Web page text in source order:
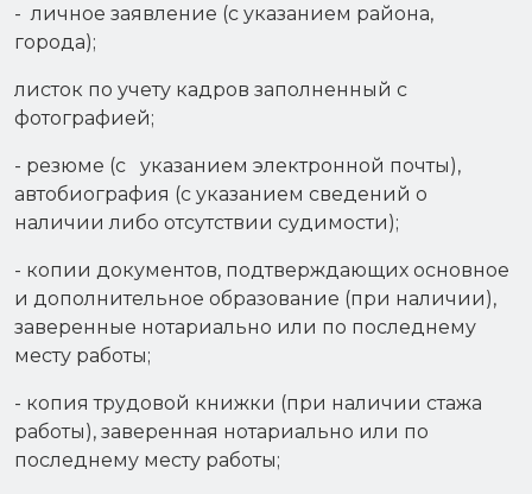
- личное заявление (с указанием района,
города);
листок по учету кадров заполненный с
фотографией;
- резюме (с указанием электронной почты),
автобиография (с указанием сведений о
наличии либо отсутствии судимости);
- копии документов, подтверждающих основное
и дополнительное образование (при наличии),
заверенные нотариально или по последнему
месту работы;
- копия трудовой книжки (при наличии стажа
работы), заверенная нотариально или по
последнему месту работы;